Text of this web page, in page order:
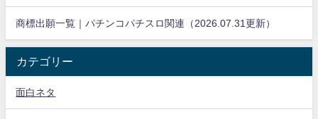
商標出願一覧｜パチンコパチスロ関連（2026.07.31更新）
カテゴリー
面白ネタ